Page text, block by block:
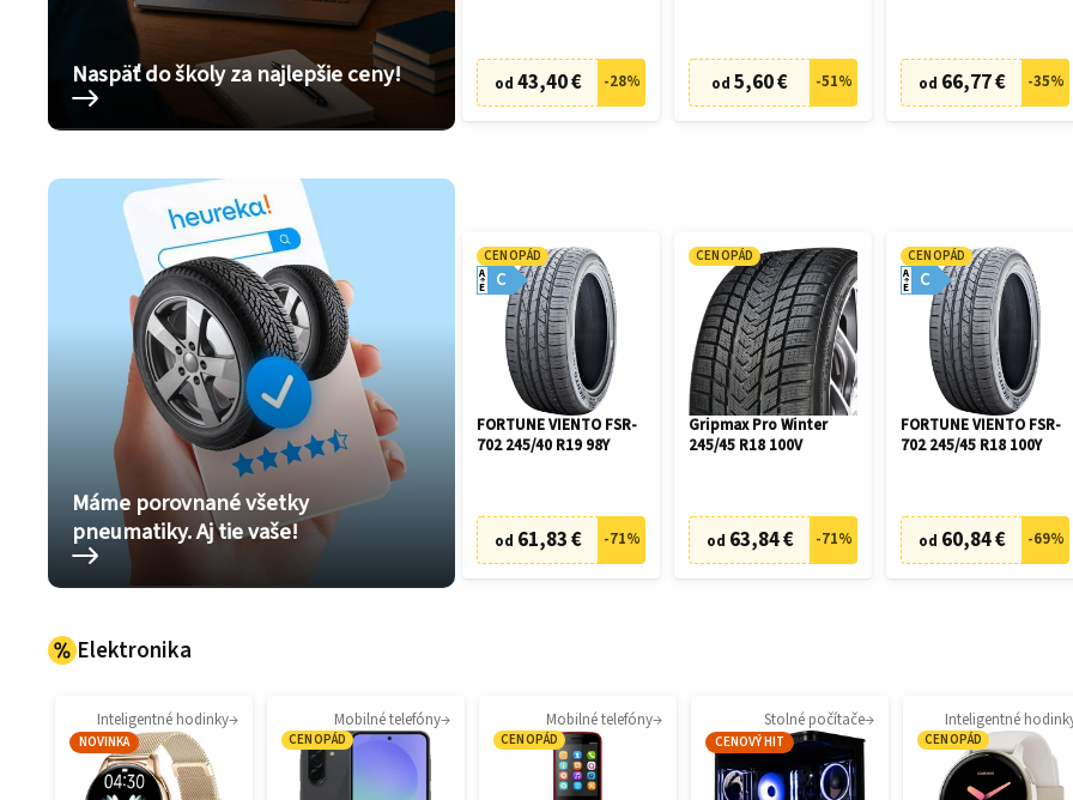
Naspäť do školy za najlepšie ceny! od 43,40 € -28% od 5,60 € -51% od 66,77 € -35%
Máme porovnané všetky
pneumatiky. Aj tie vaše!
CENOPÁD
C
A
E
FORTUNE VIENTO FSR-
702 245/40 R19 98Y
od 61,83 € -71%
CENOPÁD
Gripmax Pro Winter
245/45 R18 100V
od 63,84 € -71%
CENOPÁD
C
A
E
FORTUNE VIENTO FSR-
702 245/45 R18 100Y
od 60,84 € -69%
Elektronika
Inteligentné hodinky
NOVINKA
Mobilné telefóny
CENOPÁD
Mobilné telefóny
CENOPÁD
Stolné počítače
CENOVÝ HIT
Inteligentné
CENOPÁD